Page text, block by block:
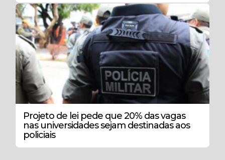
Projeto de lei pede que 20% das vagas
nas universidades sejam destinadas aos
policiais